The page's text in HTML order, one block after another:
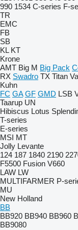
990 1534 C-series F-
TR
EMC
FB
SB
KL KT
Krone
AMT Big M Big Pack
RX Swadro TX Titan
Kuhn
FC GA GF GMD LSB
Taarup UN
Hibiscus Lotus
T-series
E-series
MSI MT
Jolly Levante
124 187 1840 2190
F5500 Fusion V660
LAW LW
MULTIFARMER P-
MU
New Holland
BB
BB920 BB940 BB960
BB9080